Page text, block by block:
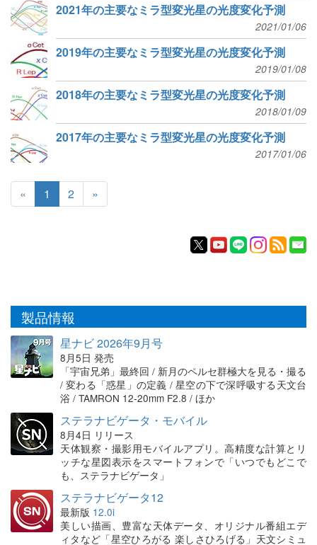
2021年の主要なミラ型変光星の光度変化予測
2021/01/06
2019年の主要なミラ型変光星の光度変化予測
2019/01/08
2018年の主要なミラ型変光星の光度変化予測
2018/01/09
2017年の主要なミラ型変光星の光度変化予測
2017/01/06
« 1 2 »
製品情報
星ナビ 2026年9月号
8月5日 発売
「宇宙兄弟」最終回 / 新月のペルセ群極大を見る・撮る
/ 変わる「惑星」の定義 / 星空の下で深呼吸する天文台
浴 / TAMRON 12-20mm F2.8 / ほか
ステラナビゲータ・モバイル
8月4日 リリース
天体観察・撮影用モバイルアプリ。高精度な計算とリ
ッチな星図表示をスマートフォンで「いつでもどこで
も、ステラナビゲータ」
ステラナビゲータ12
最新版 12.0i
美しい描画、豊富な天体データ、オリジナル番組エデ
ィタなど「星空ひろがる 楽しさひろげる」天文シミュ